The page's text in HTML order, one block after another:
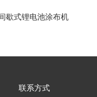
歇式锂电池涂布机
联系方式